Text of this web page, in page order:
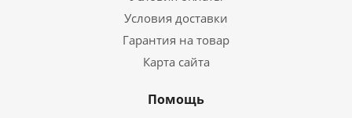
Условия доставки
Гарантия на товар
Карта сайта
Помощь